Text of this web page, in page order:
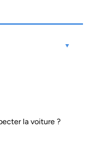
la voiture ?